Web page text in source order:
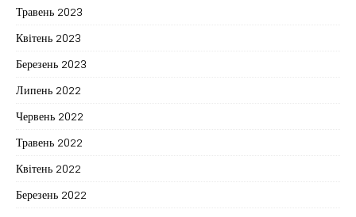
Травень 2023
Квітень 2023
Березень 2023
Липень 2022
Червень 2022
Травень 2022
Квітень 2022
Березень 2022